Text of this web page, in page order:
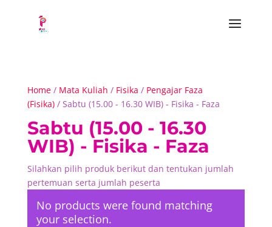
Home/ Mata Kuliah / Fisika / Pengajar Faza
(Fisika)/ Sabtu (15.00 - 16.30 WIB) - Fisika - Faza
Sabtu (15.00 - 16.30
WIB) - Fisika - Faza
Silahkan pilih produk berikut dan tentukan jumlah
pertemuan serta jumlah peserta
No products were found matching
your selection.